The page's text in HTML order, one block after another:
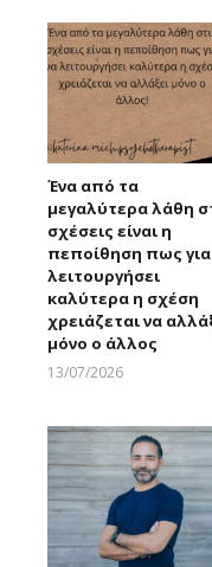
Ένα από τα
μεγαλύτερα λάθη
σχέσεις είναι η
πεποίθηση πως
λειτουργήσει
καλύτερα η σχέση
χρειάζεται να
μόνο ο άλλος
13/07/2026